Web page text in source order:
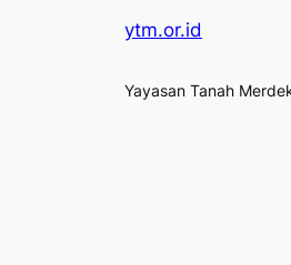
ytm.or.id
Yayasan Tanah